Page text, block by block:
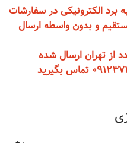
الکترونیکی در سفارشات
مستقیم و بدون واسطه ارسال